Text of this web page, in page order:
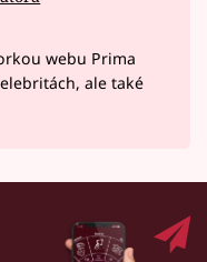
webu Prima
ale také